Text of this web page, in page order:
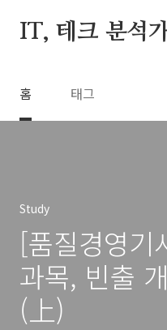
IT, 테크 분석
홈 태그
Study
[품질경영기
과목, 빈출
(上)